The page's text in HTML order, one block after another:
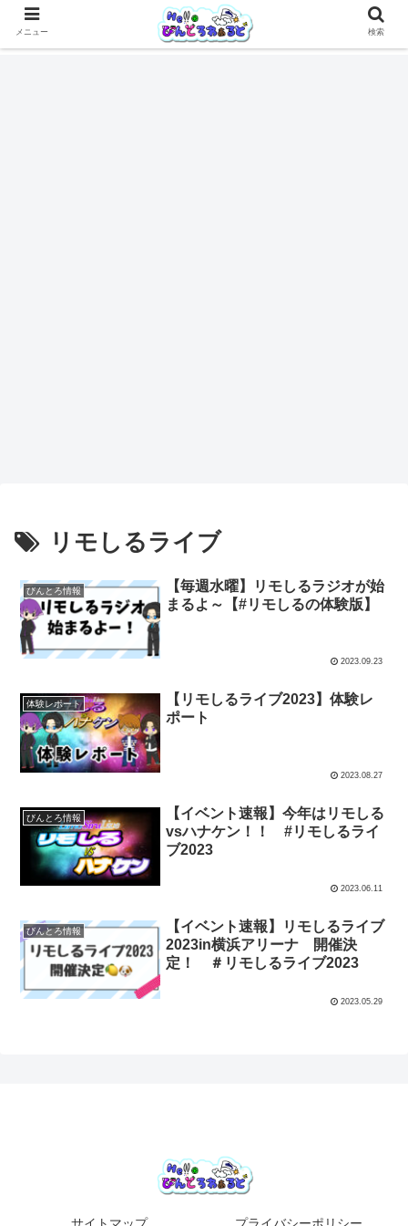
リモしるライブ
びんとろ情報
【毎週水曜】リモしるラジオが始
まるよ～【#リモしるの体験版】
2023.09.23
体験レポート
【リモしるライブ2023】体験レ
ポート
2023.08.27
びんとろ情報
【イベント速報】今年はリモしる
vsハナケン！！ #リモしるライ
ブ2023
2023.06.11
びんとろ情報
【イベント速報】リモしるライブ
2023in横浜アリーナ 開催決
定！ ＃リモしるライブ2023
2023.05.29
サイトマップ プライバシーポリシー
メニュー 検索